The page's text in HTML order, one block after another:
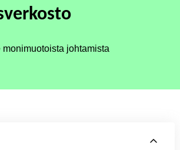
monimuotoista johtamista